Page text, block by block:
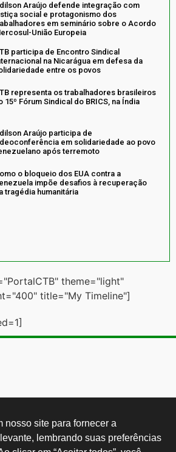
Araújo defende integração com
social e protagonismo dos
em seminário sobre o Acordo
União Europeia
participa de Encontro Sindical
na Nicarágua em defesa da
entre os povos
representa os trabalhadores brasileiros
15º Fórum Sindical do BRICS, na Índia
Araújo participa de
em solidariedade ao povo
após terremoto
o bloqueio dos EUA contra a
impõe desafios à recuperação
tragédia humanitária
theme="light"
title="My Timeline"]
secgeral@ctb.org.br
11 3874-0040
nosso site para fornecer a
lembrando suas preferências